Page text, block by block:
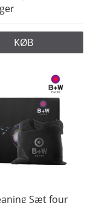
KØB
Sæt four